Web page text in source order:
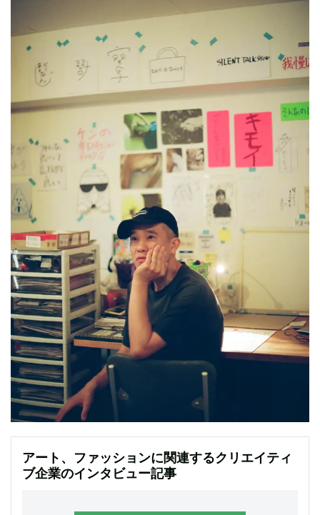
アート、ファッションに関連するクリエイティ
ブ企業のインタビュー記事